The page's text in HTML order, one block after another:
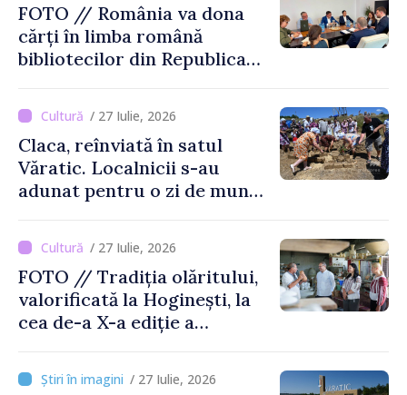
FOTO // România va dona
cărți în limba română
bibliotecilor din Republica
/ 27 Iulie, 2026
Claca, reînviată în satul
Văratic. Localnicii s-au
adunat pentru o zi de muncă
/ 27 Iulie, 2026
FOTO // Tradiția olăritului,
valorificată la Hoginești, la
cea de-a X-a ediție a
Vasile Gonciari”
/ 27 Iulie, 2026